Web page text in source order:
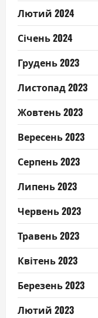
Лютий 2024
Січень 2024
Грудень 2023
Листопад 2023
Жовтень 2023
Вересень 2023
Серпень 2023
Липень 2023
Червень 2023
Травень 2023
Квітень 2023
Березень 2023
Лютий 2023